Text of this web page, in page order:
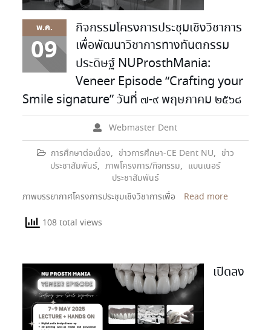
พ.ค.
09
กิจกรรมโครงการประชุมเชิงวิชาการ
เพื่อพัฒนาวิชาการทางทันตกรรม
ประดิษฐ์ NUProsthMania:
Veneer Episode “Crafting your
Smile signature” วันที่ ๗-๙ พฤษภาคม ๒๕๖๘
Webmaster Dent
การศึกษาต่อเนื่อง, ข่าวการศึกษา-CE Dent NU, ข่าว
ประชาสัมพันธ์, ภาพโครงการ/กิจกรรม, แบนเนอร์
ประชาสัมพันธ์
ภาพบรรยากาศโครงการประชุมเชิงวิชาการเพื่อ
Read more
108 total views
เปิดลง